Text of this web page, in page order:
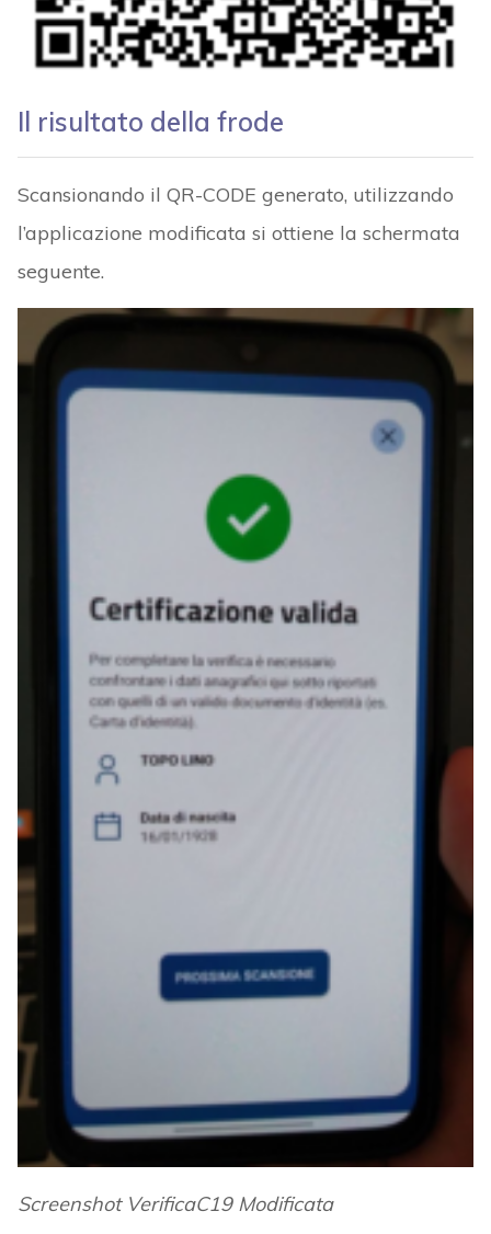
Il risultato della frode
Scansionando il QR-CODE generato, utilizzando
l’applicazione modificata si ottiene la schermata
seguente.
Screenshot VerificaC19 Modificata